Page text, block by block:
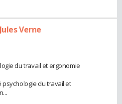
Verne
du travail et ergonomie
du travail et